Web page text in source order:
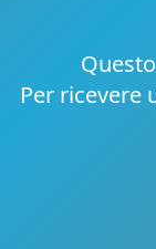
Per ricevere